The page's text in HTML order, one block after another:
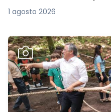
1 agosto 2026